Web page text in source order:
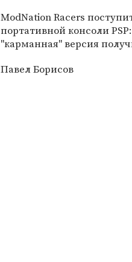
ModNation Racers
портативной консоли
"карманная" версия
Павел Борисов